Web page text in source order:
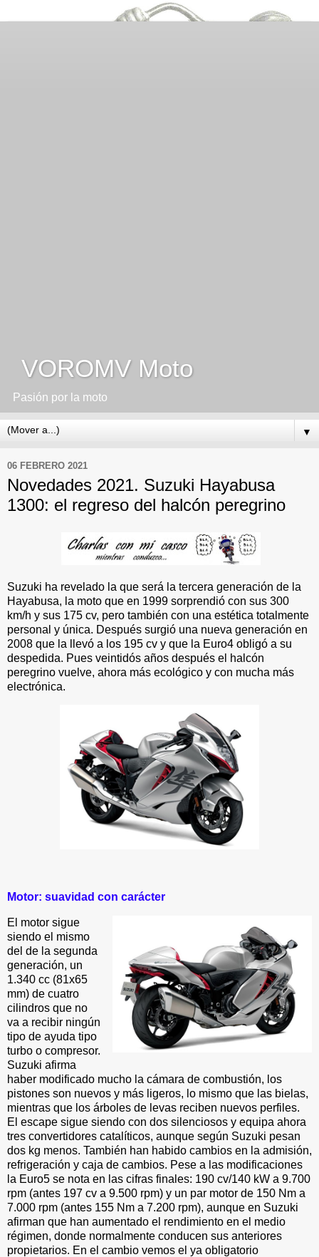
VOROMV Moto
Pasión por la moto
▼
06 FEBRERO 2021
Novedades 2021. Suzuki Hayabusa
1300: el regreso del halcón peregrino
Suzuki ha revelado la que será la tercera generación de la
Hayabusa, la moto que en 1999 sorprendió con sus 300
km/h y sus 175 cv, pero también con una estética totalmente
personal y única. Después surgió una nueva generación en
2008 que la llevó a los 195 cv y que la Euro4 obligó a su
despedida. Pues veintidós años después el halcón
peregrino vuelve, ahora más ecológico y con mucha más
electrónica.
Motor: suavidad con carácter
El motor sigue
siendo el mismo
del de la segunda
generación, un
1.340 cc (81x65
mm) de cuatro
cilindros que no
va a recibir ningún
tipo de ayuda tipo
turbo o compresor.
Suzuki afirma
haber modificado mucho la cámara de combustión, los
pistones son nuevos y más ligeros, lo mismo que las bielas,
mientras que los árboles de levas reciben nuevos perfiles.
El escape sigue siendo con dos silenciosos y equipa ahora
tres convertidores catalíticos, aunque según Suzuki pesan
dos kg menos. También han habido cambios en la admisión,
refrigeración y caja de cambios. Pese a las modificaciones
la Euro5 se nota en las cifras finales: 190 cv/140 kW a 9.700
rpm (antes 197 cv a 9.500 rpm) y un par motor de 150 Nm a
7.000 rpm (antes 155 Nm a 7.200 rpm), aunque en Suzuki
afirman que han aumentado el rendimiento en el medio
régimen, donde normalmente conducen sus anteriores
propietarios. En el cambio vemos el ya obligatorio